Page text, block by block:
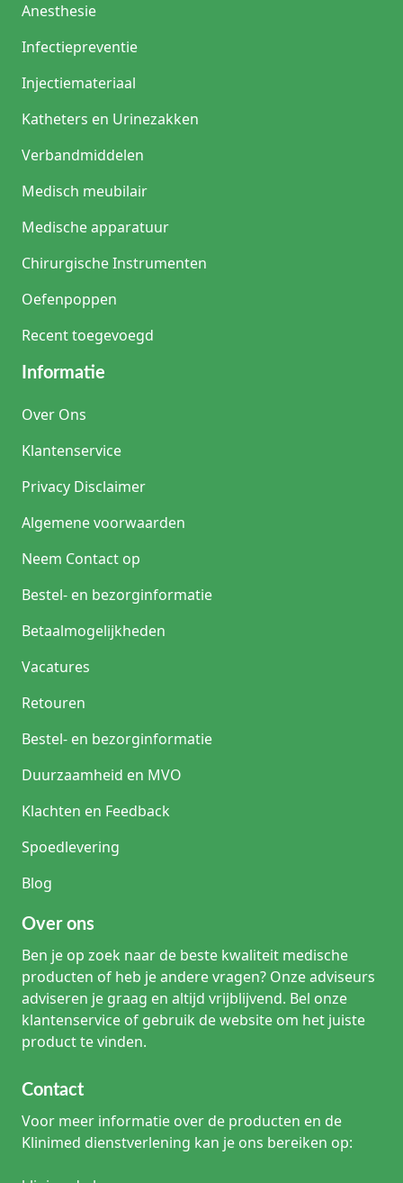
Anesthesie
Infectiepreventie
Injectiemateriaal
Katheters en Urinezakken
Verbandmiddelen
Medisch meubilair
Medische apparatuur
Chirurgische Instrumenten
Oefenpoppen
Recent toegevoegd
Informatie
Over Ons
Klantenservice
Privacy Disclaimer
Algemene voorwaarden
Neem Contact op
Bestel- en bezorginformatie
Betaalmogelijkheden
Vacatures
Retouren
Bestel- en bezorginformatie
Duurzaamheid en MVO
Klachten en Feedback
Spoedlevering
Blog
Over ons
Ben je op zoek naar de beste kwaliteit medische
producten of heb je andere vragen? Onze adviseurs
adviseren je graag en altijd vrijblijvend. Bel onze
klantenservice of gebruik de website om het juiste
product te vinden.
Contact
Voor meer informatie over de producten en de
Klinimed dienstverlening kan je ons bereiken op: